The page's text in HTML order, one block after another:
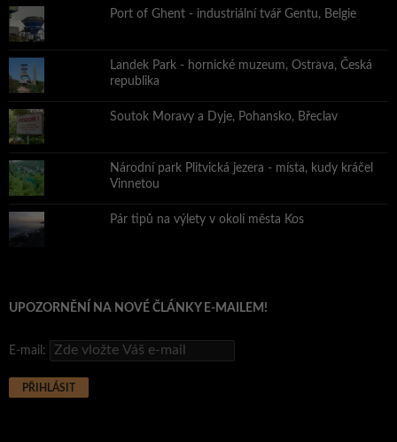
Port of Ghent - industriální tvář Gentu, Belgie
Landek Park - hornické muzeum, Ostrava, Česká
republika
Soutok Moravy a Dyje, Pohansko, Břeclav
Národní park Plitvická jezera - místa, kudy kráčel
Vinnetou
Pár tipů na výlety v okolí města Kos
UPOZORNĚNÍ NA NOVÉ ČLÁNKY E-MAILEM!
E-mail: